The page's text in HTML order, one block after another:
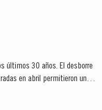
últimos 30 años. El desborre
en abril permitieron un